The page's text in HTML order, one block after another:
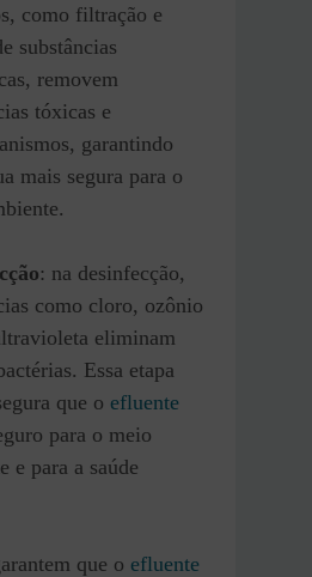
como filtração e
substâncias
removem
tóxicas e
garantindo
mais segura para o
: na desinfecção,
como cloro, ozônio
eliminam
Essa etapa
que o efluente
para o meio
e para a saúde
que o efluente